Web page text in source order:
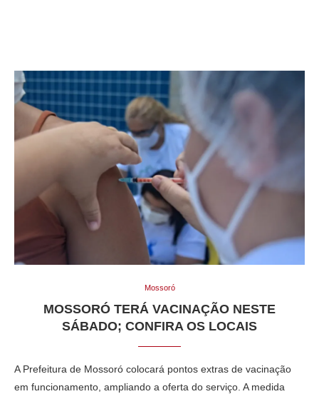
Mossoró
MOSSORÓ TERÁ VACINAÇÃO NESTE
SÁBADO; CONFIRA OS LOCAIS
A Prefeitura de Mossoró colocará pontos extras de vacinação
em funcionamento, ampliando a oferta do serviço. A medida